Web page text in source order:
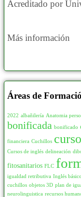
Acreditado por
Más información
Áreas de
2022 albañilería Anatomia
bonificada bonificado
financiera Cuchillos
Cursos de inglés delineación
fitosanitarios FLC
igualdad retributiva Inglés básico
cuchillos objetos 3D plan de
neurolinguistica recursos